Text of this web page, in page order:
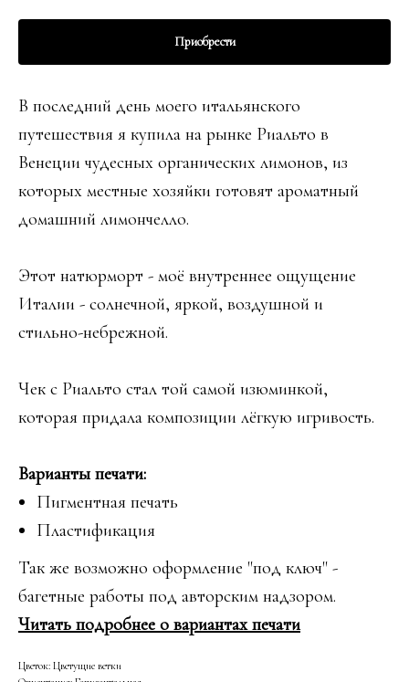
Приобрести
В последний день моего итальянского
путешествия я купила на рынке Риальто в
Венеции чудесных органических лимонов, из
которых местные хозяйки готовят ароматный
домашний лимончелло.
Этот натюрморт - моё внутреннее ощущение
Италии - солнечной, яркой, воздушной и
стильно-небрежной.
Чек с Риальто стал той самой изюминкой,
которая придала композиции лёгкую игривость.
Варианты печати:
Пигментная печать
Пластификация
Так же возможно оформление "под ключ" -
багетные работы под авторским надзором.
Читать подробнее о вариантах печати
Цветок: Цветущие ветки